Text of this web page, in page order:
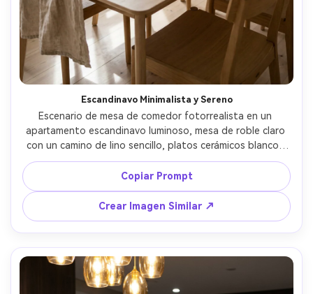
Escandinavo Minimalista y Sereno
Escenario de mesa de comedor fotorrealista en un
apartamento escandinavo luminoso, mesa de roble claro
con un camino de lino sencillo, platos cerámicos blancos
mate, cristalería minimalista, pequeños floreros con una
sola flor, luz suave de ventana, paleta neutra, tomada
con Sony A7IV lente 35mm, ángulo de tres cuartos a nivel
de los ojos, enfoque nítido, sombras naturales, fotografía
editorial de interiores --ar 4:5
Copiar Prompt
Crear Imagen Similar ↗